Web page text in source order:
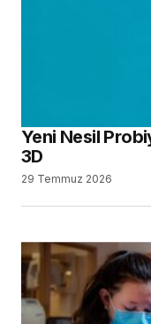
Yeni Nesil
3D
29 Temmuz 2026